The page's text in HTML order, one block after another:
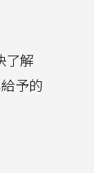
了解
予的